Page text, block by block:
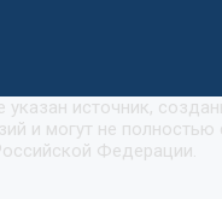
источник,
и могут не полностью
Федерации.